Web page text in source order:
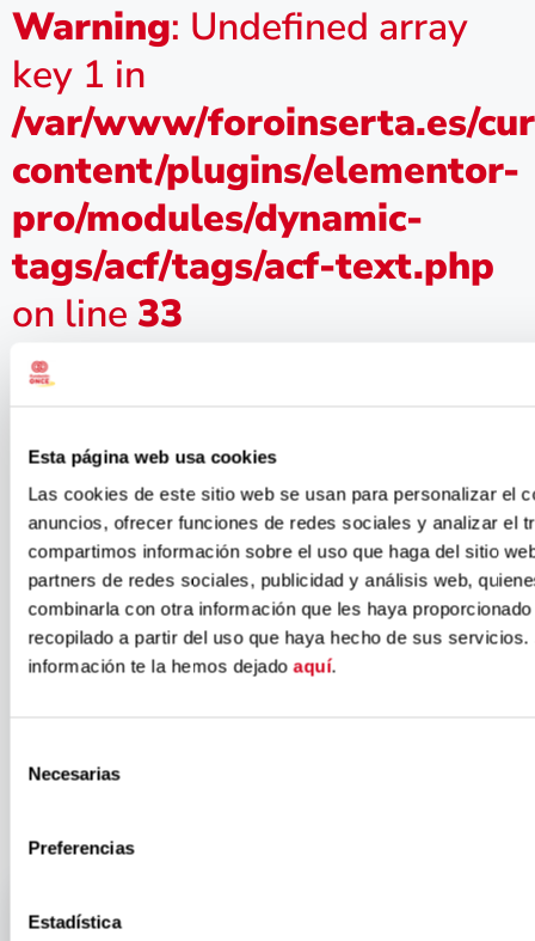
Esta página web usa cookies
Las cookies de este sitio web se usan para personalizar el
anuncios, ofrecer funciones de redes sociales y analizar el
compartimos información sobre el uso que haga del sitio
partners de redes sociales, publicidad y análisis web,
combinarla con otra información que les haya
recopilado a partir del uso que haya hecho de sus
información te la hemos dejadoaquí.
Necesarias
Preferencias
Estadística
Warning: Undefined array
key 1 in
/var/www/foroinserta.es/
content/plugins/elementor-
pro/modules/dynamic-
tags/acf/tags/acf-text.php
on line 33
Firma del
convenio
Inserta entre
Fundación
ONCE y Air
Europa